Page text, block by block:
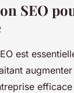
SEO
est